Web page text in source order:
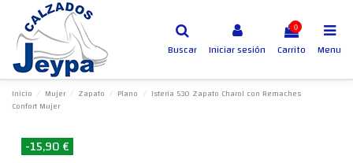
Buscar Iniciar sesión
0
Carrito Menu
Inicio Mujer Zapato Plano
Isteria 530 Zapato Charol con Remaches
Confort Mujer
-15,90 €